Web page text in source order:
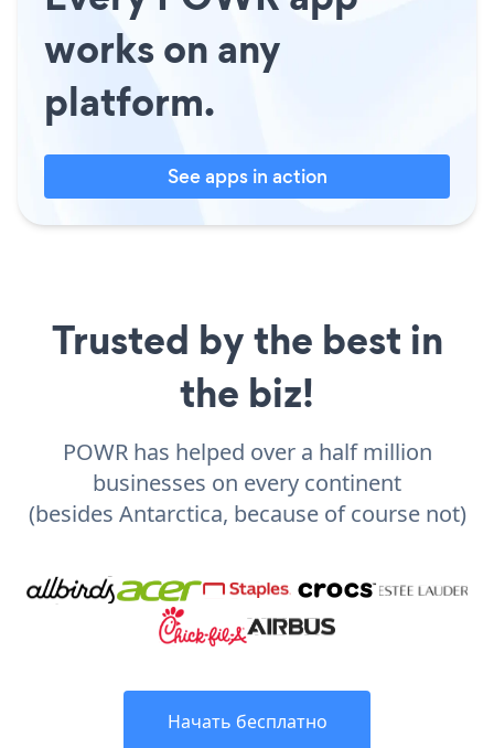
works on any
platform.
See apps in action
Trusted by the best in
the biz!
POWR has helped over a half million
businesses on every continent
(besides Antarctica, because of course not)
Начать бесплатно